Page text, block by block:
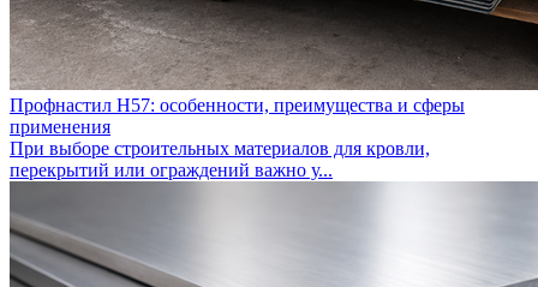
Профнастил Н57: особенности, преимущества и сферы
применения
При выборе строительных материалов для кровли,
перекрытий или ограждений важно у...